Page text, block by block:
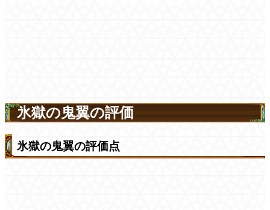
氷獄の鬼翼の評価
氷獄の鬼翼の評価点